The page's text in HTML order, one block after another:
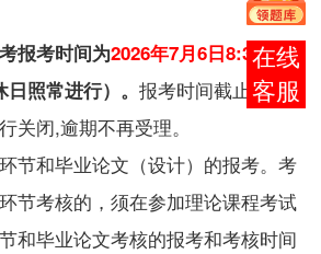
报考时间为2026年7月6日8:30至7
照常进行）。 报考时间截止后，
关闭,逾期不再受理。
节和毕业论文（设计）的报考。 考
节考核的，须在参加理论课程考试
和毕业论文考核的报考和考核时间
在线
客服